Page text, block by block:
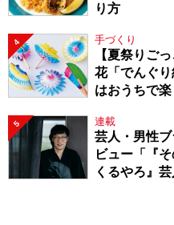
り方
4 手づくり
【夏祭りご
花「でんぐ
はおうちで楽
5 連載
芸人・男性
ビュー「『
くるやろ』